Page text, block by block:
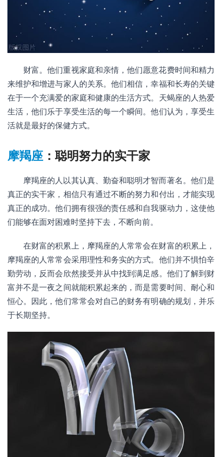
财富。他们重视家庭和亲情，他们愿意花费时间和精力
来维护和增进与家人的关系。他们相信，幸福和长寿的关键
在于一个充满爱的家庭和健康的生活方式。天蝎座的人热爱
生活，他们乐于享受生活的每一个瞬间。他们认为，享受生
活就是最好的保健方式。
摩羯座 ：聪明努力的实干家
摩羯座的人以其认真、勤奋和聪明才智而著名。他们是
真正的实干家，相信只有通过不断的努力和付出，才能实现
真正的成功。他们拥有很强的责任感和自我驱动力，这使他
们能够在面对困难时坚持下去，不断向前。
在财富的积累上，摩羯座的人常常会在财富的积累上，
摩羯座的人常常会采用理性和务实的方式。他们并不惧怕辛
勤劳动，反而会欣然接受并从中找到满足感。他们了解到财
富并不是一夜之间就能积累起来的，而是需要时间、耐心和
恒心。因此，他们常常会对自己的财务有明确的规划，并乐
于长期坚持。